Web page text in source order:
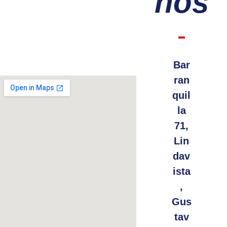
Bar
ran
quil
la
71,
Lin
dav
ista
,
Gus
tav